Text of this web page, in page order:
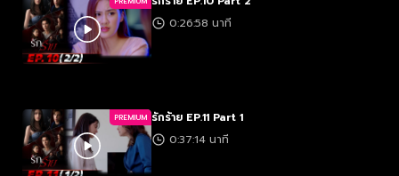
0:26:58 นาที
PREMIUM รักร้าย EP.11 Part 1
0:37:14 นาที